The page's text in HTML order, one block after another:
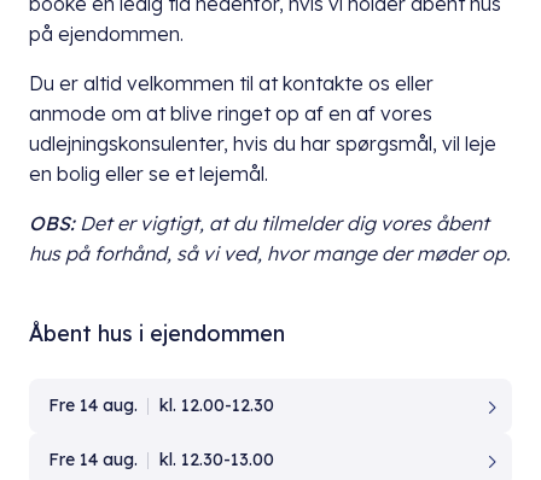
på ejendommen.
Du er altid velkommen til at kontakte os eller
anmode om at blive ringet op af en af vores
udlejningskonsulenter, hvis du har spørgsmål, vil leje
en bolig eller se et lejemål.
OBS: Det er vigtigt, at dutilmelder dig vores åbent
hus på forhånd, så vi ved, hvor mange der møder op.
Åbent hus i ejendommen
Fre 14 aug. kl. 12.00-12.30
Fre 14 aug. kl. 12.30-13.00